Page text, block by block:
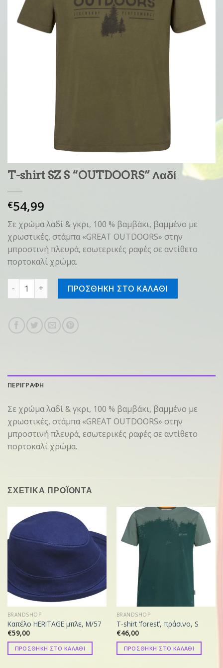
T-shirt SZ S “OUTDOORS” Λαδί
€54,99
Σε χρώμα λαδί & γκρι, 100 % βαμβάκι, βαμμένο με
χρωστικές, στάμπα «GREAT OUTDOORS» στην
μπροστινή πλευρά, εσωτερικές ραφές σε αντίθετο
πορτοκαλί χρώμα.
T-shirt SZ S "OUTDOORS" Λαδί ποσότητα
ΠΡΟΣΘΗΚΗ ΣΤΟ ΚΑΛΑΘΙ
ΠΕΡΙΓΡΑΦΗ
Σε χρώμα λαδί & γκρι, 100 % βαμβάκι, βαμμένο με
χρωστικές, στάμπα «GREAT OUTDOORS» στην
μπροστινή πλευρά, εσωτερικές ραφές σε αντίθετο
πορτοκαλί χρώμα.
ΣΧΕΤΙΚΑ ΠΡΟΪΟΝΤΑ
BRANDSHOP
Καπέλο HERITAGE μπλε, M/57
€59,00
ΠΡΟΣΘΗΚΗ ΣΤΟ ΚΑΛΑΘΙ
BRANDSHOP
T-shirt ‘forest’, πράσινο, S
€46,00
ΠΡΟΣΘΗΚΗ ΣΤΟ ΚΑΛΑΘΙ